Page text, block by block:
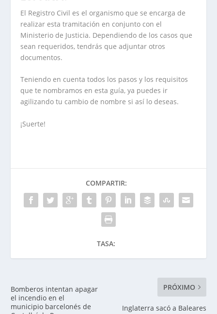
El Registro Civil es el organismo que se encarga de
realizar esta tramitación en conjunto con el
Ministerio de Justicia. Dependiendo de los casos que
sean requeridos, tendrás que adjuntar otros
documentos.
Teniendo en cuenta todos los pasos y los requisitos
que te nombramos en esta guía, ya puedes ir
agilizando tu cambio de nombre si así lo deseas.
¡Suerte!
COMPARTIR:
TASA:
Bomberos intentan apagar
el incendio en el
municipio barcelonés de
PRÓXIMO
Inglaterra sacó a Baleares